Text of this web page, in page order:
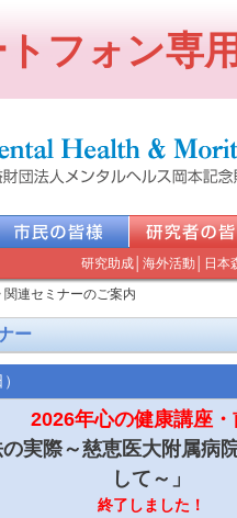
フォン専
研究助成 海外活動
日本
関連セミナーのご案内
ー
2026年心の健康講座・
の実際～慈恵医大附属病
して～」
終了しました！